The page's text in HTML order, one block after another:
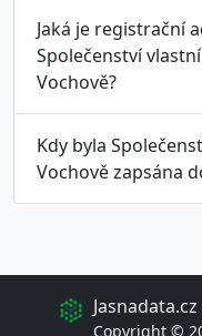
Jaká je registrační
Společenství
Vochově?
Kdy byla
Vochově zapsána
Jasnadata.cz
Copyright ©